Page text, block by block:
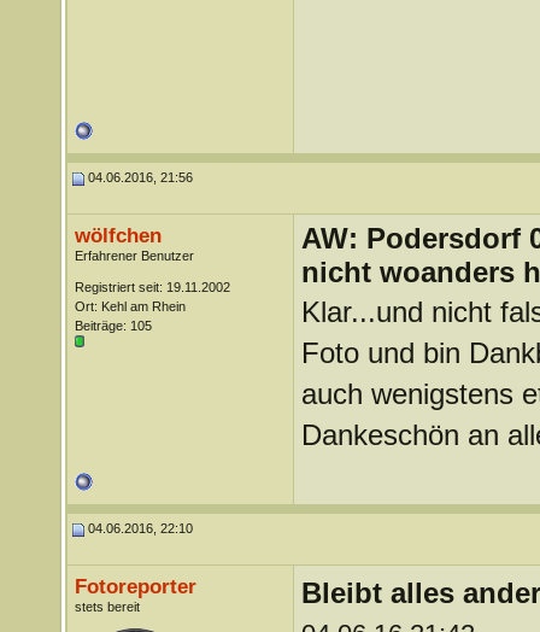
04.06.2016, 21:56
wölfchen
Erfahrener Benutzer
Registriert seit: 19.11.2002
Ort: Kehl am Rhein
Beiträge: 105
AW: Podersdorf
nicht woanders
Klar...und nicht
Foto und bin
auch wenigstens
Dankeschön an
04.06.2016, 22:10
Fotoreporter
stets bereit Bleibt alles